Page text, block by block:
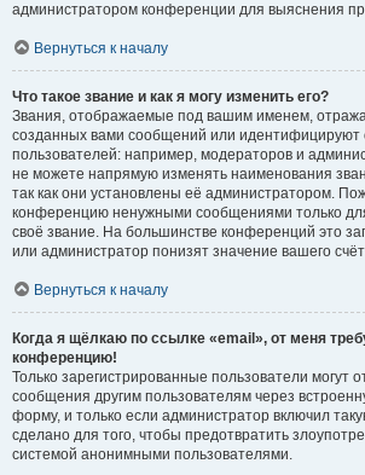
администратором конференции для выяснения
Вернуться к началу
Что такое звание и как я могу изменить его?
Звания, отображаемые под вашим именем,
созданных вами сообщений или
пользователей: например, модераторов и
не можете напрямую изменять наименования
так как они установлены её администратором.
конференцию ненужными сообщениями только
своё звание. На большинстве конференций это
или администратор понизят значение вашего
Вернуться к началу
Когда я щёлкаю по ссылке «email», от меня
конференцию!
Только зарегистрированные пользователи могут
сообщения другим пользователям через
форму, и только если администратор включил
сделано для того, чтобы предотвратить
системой анонимными пользователями.